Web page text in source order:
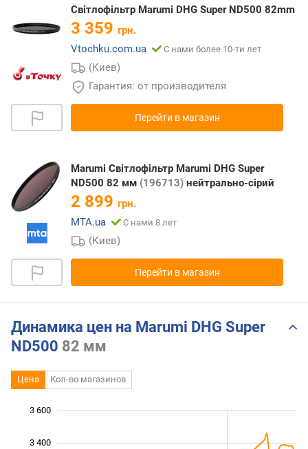
Світлофільтр Marumi DHG Super ND500 82mm
3 359 грн.
Vtochku.com.ua
С нами более 10-ти лет
(Киев)
Гарантия: от производителя
Перейти в магазин
Marumi Світлофільтр Marumi DHG Super
ND500 82 мм (196713) нейтрально-сірий
2 899 грн.
MTA.ua
С нами 8 лет
(Киев)
Перейти в магазин
Динамика цен на Marumi DHG Super
ND500 82 мм
Цена Кол-во магазинов
3 400
3 600